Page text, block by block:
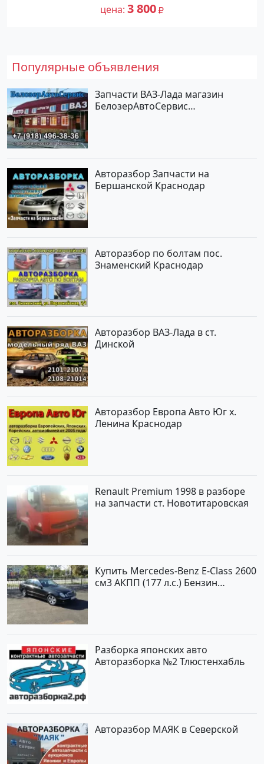
цена 3 800
Популярные объявления
Запчасти ВАЗ-Лада магазин
БелозерАвтоСервис
Авторазбор Запчасти на
Бершанской Краснодар
Авторазбор по болтам пос.
Знаменский Краснодар
Авторазбор ВАЗ-Лада в ст.
Динской
Авторазбор Европа Авто Юг х.
Ленина Краснодар
Renault Premium 1998 в разборе
на запчасти ст. Новотитаровская
Купить Mercedes-Benz E-Class 2600
см3 АКПП (177 л.с.) Бензин
Разборка японских авто
Авторазборка №2 Тлюстенхабль
Авторазбор МАЯК в Северской